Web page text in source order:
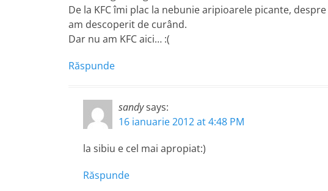
De la KFC îmi plac la nebunie aripioarele picante,
am descoperit de curând.
Dar nu am KFC aici… :(
Răspunde
sandysays:
16 ianuarie 2012 at 4:48 PM
la sibiu e cel mai apropiat:)
Răspunde